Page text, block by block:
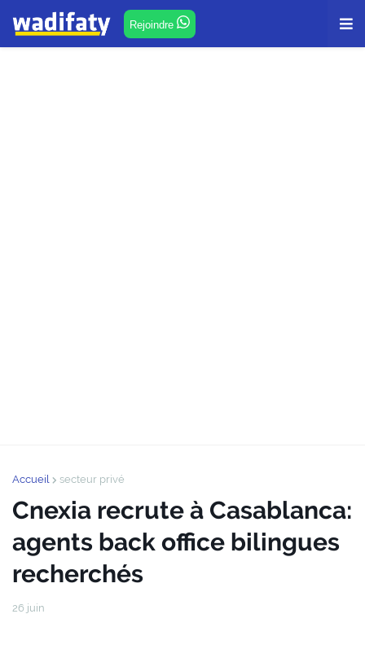
Rejoindre
Accueil secteur privé
Cnexia recrute à Casablanca:
agents back office bilingues
recherchés
26 juin